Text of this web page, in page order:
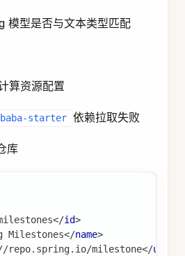
模型是否与文本类型匹配
算资源配置
starter 依赖拉取失败
库
</id>
Milestones</name>
repo.spring.io/milestone</url